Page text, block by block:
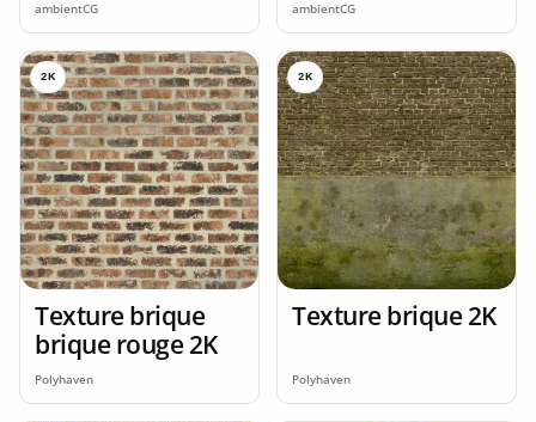
ambientCG ambientCG
2K
Texture brique
brique rouge 2K
Polyhaven
2K
Texture brique 2K
Polyhaven